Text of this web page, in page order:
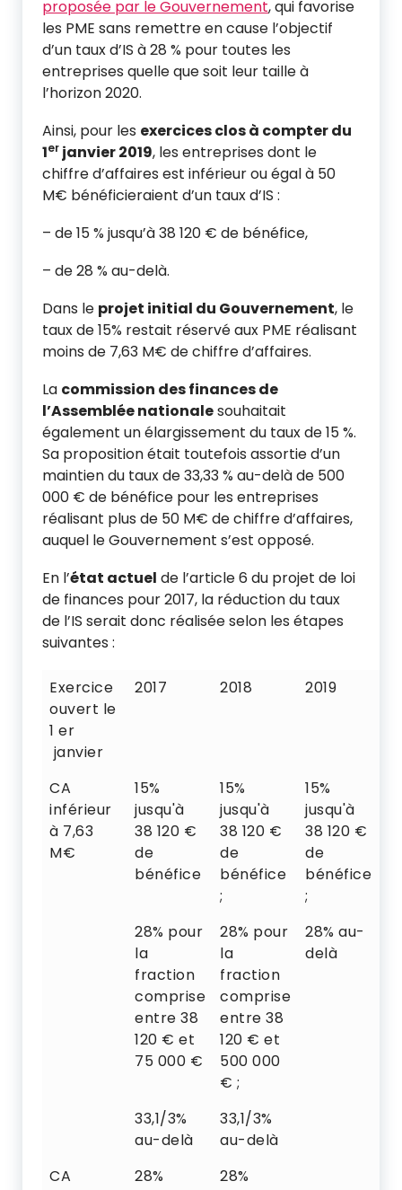
proposée par le Gouvernement, qui favorise
les PME sans remettre en cause l’objectif
d’un taux d’IS à 28 % pour toutes les
entreprises quelle que soit leur taille à
l’horizon 2020.
Ainsi, pour les exercices clos à compter du
1er janvier 2019, les entreprises dont le
chiffre d’affaires est inférieur ou égal à 50
M€ bénéficieraient d’un taux d’IS :
– de 15 % jusqu’à 38 120 € de bénéfice,
– de 28 % au-delà.
Dans le projet initial du Gouvernement, le
taux de 15% restait réservé aux PME réalisant
moins de 7,63 M€ de chiffre d’affaires.
La commission des finances de
l’Assemblée nationalesouhaitait
également un élargissement du taux de 15 %.
Sa proposition était toutefois assortie d’un
maintien du taux de 33,33 % au-delà de 500
000 € de bénéfice pour les entreprises
réalisant plus de 50 M€ de chiffre d’affaires,
auquel le Gouvernement s’est opposé.
En l’état actuel de l’article 6 du projet de loi
de finances pour 2017, la réduction du taux
de l’IS serait donc réalisée selon les étapes
suivantes :
Exercice
ouvert le
1 er
janvier
2017 2018 2019
CA
inférieur
à 7,63
M€
15%
jusqu'à
38 120 €
de
bénéfice
15%
jusqu'à
38 120 €
de
bénéfice
;
15%
jusqu'à
38 120 €
de
bénéfice
;
28% pour
la
fraction
comprise
entre 38
120 € et
75 000 €
28% pour
la
fraction
comprise
entre 38
120 € et
500 000
€ ;
28% au-
delà
33,1/3%
au-delà
33,1/3%
au-delà
CA
28%
28%